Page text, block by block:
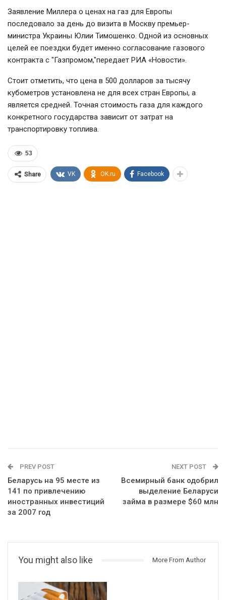
Заявление Миллера о ценах на газ для Европы
последовало за день до визита в Москву премьер-
министра Украины Юлии Тимошенко. Одной из основных
целей ее поездки будет именно согласование газового
контракта с "Газпромом,"передает РИА «Новости».
Стоит отметить, что цена в 500 долларов за тысячу
кубометров установлена не для всех стран Европы, а
является средней. Точная стоимость газа для каждого
конкретного государства зависит от затрат на
транспортировку топлива.
53
Share VK OK.ru Facebook
PREV POST
Беларусь на 95 месте из
141 по привлечению
иностранных инвестиций
за 2007 год
NEXT POST
Всемирный банк одобрил
выделение Беларуси
займа в размере $60 млн
You might also like More From Author